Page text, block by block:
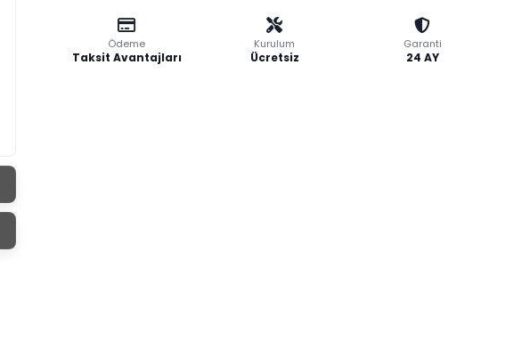
Ödeme
Taksit Avantajları
Kurulum
Ücretsiz
Garanti
24 AY